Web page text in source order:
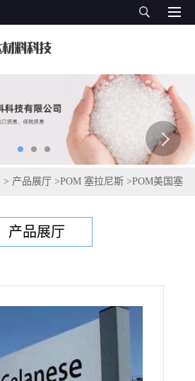
> 产品展厅 >POM 塞拉尼斯 >POM美国塞
产品展厅